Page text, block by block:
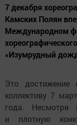
7 декабря
Камских Полян
Международном
«Изумрудный
Это достижение
коллективу 7
года.
и плотную